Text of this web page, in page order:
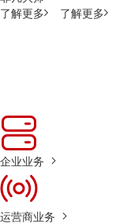
了解更多
了解更多
企业业务
运营商业务